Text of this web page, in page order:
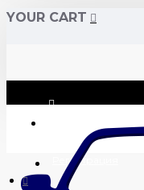
YOUR CART
Регистрация